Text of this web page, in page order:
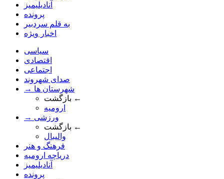
آنادیلیمیز
پرونده
به قلم سردبیر
اخبار ویژه
سیاسی
اقتصادی
اجتماعی
صدای شهروند
→ شهرستان ها
بازگشت ←
ارومیه
→ ورزشی
بازگشت ←
والیبال
فرهنگ و هنر
دریاچه ارومیه
آنادیلیمیز
پرونده